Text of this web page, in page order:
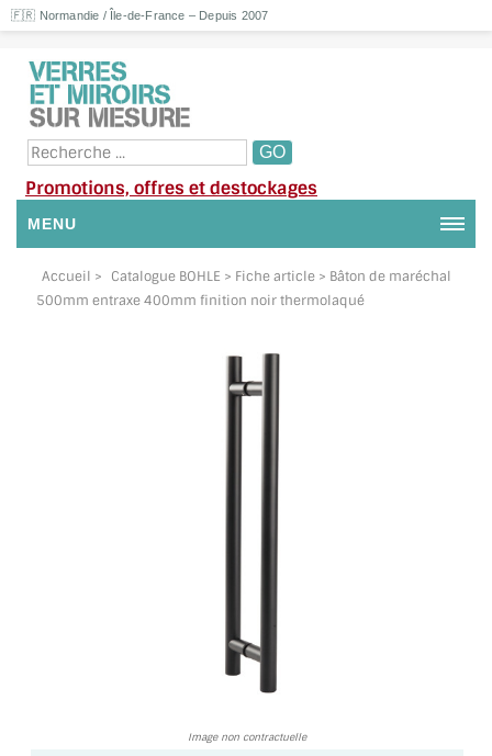
🇫🇷 Normandie / Île-de-France – Depuis 2007
Promotions, offres et destockages
MENU
NOUS CONTACTER
AMBIANCE LAITON BROSSÉ
Accueil > Catalogue BOHLE > Fiche article > Bâton de maréchal
500mm entraxe 400mm finition noir thermolaqué
Image non contractuelle